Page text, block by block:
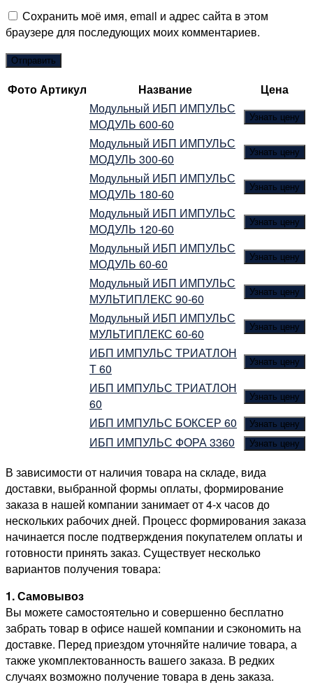
Сохранить моё имя, email и адрес сайта в этом
браузере для последующих моих комментариев.
ФотоАртикул Название
Цена
Модульный ИБП ИМПУЛЬС
МОДУЛЬ 600-60
Узнать цену
Модульный ИБП ИМПУЛЬС
МОДУЛЬ 300-60
Узнать цену
Модульный ИБП ИМПУЛЬС
МОДУЛЬ 180-60
Узнать цену
Модульный ИБП ИМПУЛЬС
МОДУЛЬ 120-60
Узнать цену
Модульный ИБП ИМПУЛЬС
МОДУЛЬ 60-60
Узнать цену
Модульный ИБП ИМПУЛЬС
МУЛЬТИПЛЕКС 90-60
Узнать цену
Модульный ИБП ИМПУЛЬС
МУЛЬТИПЛЕКС 60-60
Узнать цену
ИБП ИМПУЛЬС ТРИАТЛОН
Т 60
Узнать цену
ИБП ИМПУЛЬС ТРИАТЛОН
60
Узнать цену
ИБП ИМПУЛЬС БОКСЕР 60 Узнать цену
ИБП ИМПУЛЬС ФОРА 3360 Узнать цену
В зависимости от наличия товара на складе, вида
доставки, выбранной формы оплаты, формирование
заказа в нашей компании занимает от 4-х часов до
нескольких рабочих дней. Процесс формирования заказа
начинается после подтверждения покупателем оплаты и
готовности принять заказ. Существует несколько
вариантов получения товара:
1. Самовывоз
Вы можете самостоятельно и совершенно бесплатно
забрать товар в офисе нашей компании и сэкономить на
доставке. Перед приездом уточняйте наличие товара, а
также укомплектованность вашего заказа. В редких
случаях возможно получение товара в день заказа.